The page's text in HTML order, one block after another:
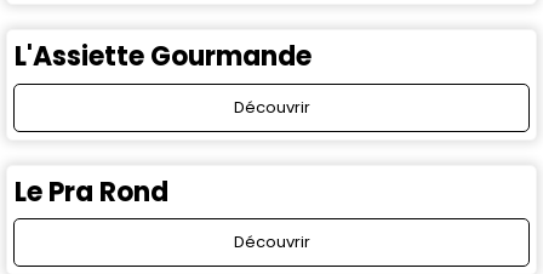
L'Assiette Gourmande
Découvrir
Le Pra Rond
Découvrir